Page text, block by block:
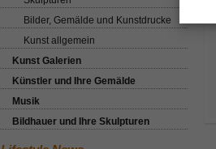
Bilder, Gemälde und Kunstdrucke
Kunst allgemein
Kunst Galerien
Künstler und Ihre Gemälde
Musik
Bildhauer und Ihre Skulpturen